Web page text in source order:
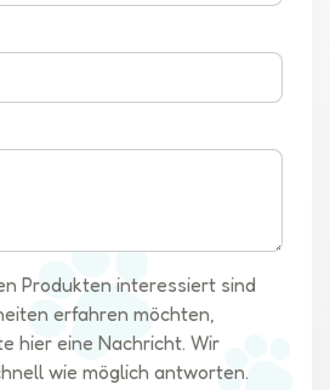
Produkten interessiert sind
erfahren möchten,
hier eine Nachricht. Wir
wie möglich antworten.